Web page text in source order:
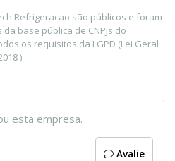
Refrigeracao são públicos e foram
base pública de CNPJs do
os requisitos da LGPD (Lei Geral
)
esta empresa.
Avalie